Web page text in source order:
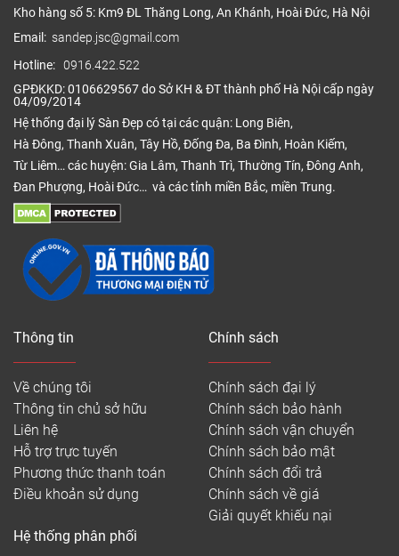
Kho hàng số 5: Km9 ĐL Thăng Long, An Khánh, Hoài Đức, Hà Nội
Email: sandep.jsc@gmail.com
Hotline: 0916.422.522
GPĐKKD: 0106629567 do Sở KH & ĐT thành phố Hà Nội cấp ngày
04/09/2014
Hệ thống đại lý Sàn Đẹp có tại các quận: Long Biên,
Hà Đông, Thanh Xuân, Tây Hồ, Đống Đa, Ba Đình, Hoàn Kiếm,
Từ Liêm… các huyện: Gia Lâm, Thanh Trì, Thường Tín, Đông Anh,
Đan Phượng, Hoài Đức… và các tỉnh miền Bắc, miền Trung.
Thông tin
Về chúng tôi
Thông tin chủ sở hữu
Liên hệ
Hỗ trợ trực tuyến
Phương thức thanh toán
Điều khoản sử dụng
Chính sách
Chính sách đại lý
Chính sách bảo hành
Chính sách vận chuyển
Chính sách bảo mật
Chính sách đổi trả
Chính sách về giá
Giải quyết khiếu nại
Hệ thống phân phối